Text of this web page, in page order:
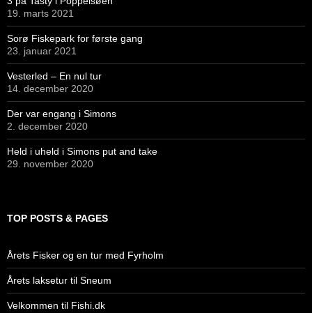
19. marts 2021
Sorø Fiskepark for første gang
23. januar 2021
Vesterled – En nul tur
14. december 2020
Der var engang i Simons
2. december 2020
Held i uheld i Simons put and take
29. november 2020
TOP POSTS & PAGES
Årets Fisker og en tur med Fyrholm
Årets laksetur til Sneum
Velkommen til Fishi.dk